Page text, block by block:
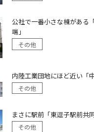
公社で一番小さな棟がある
端」
その他
内陸工業団地にほど近い「
その他
まさに駅前「東逗子駅前共
その他